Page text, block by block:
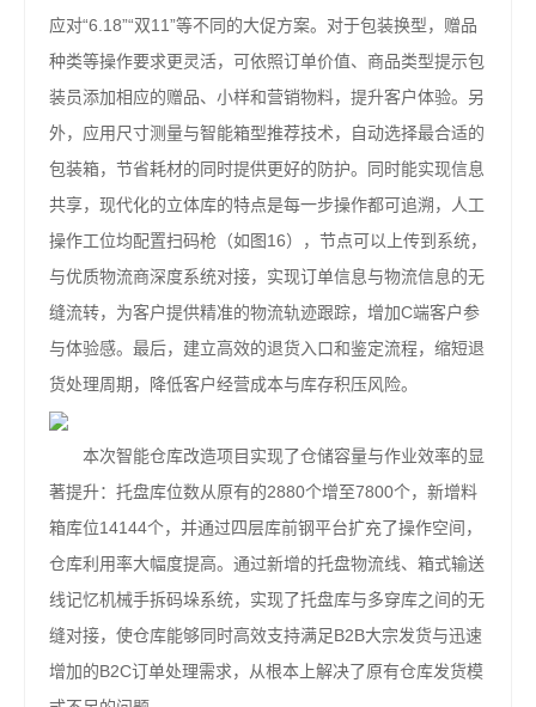
应对“6.18”“双11”等不同的大促方案。对于包装换型，赠品
种类等操作要求更灵活，可依照订单价值、商品类型提示包
装员添加相应的赠品、小样和营销物料，提升客户体验。另
外，应用尺寸测量与智能箱型推荐技术，自动选择最合适的
包装箱，节省耗材的同时提供更好的防护。同时能实现信息
共享，现代化的立体库的特点是每一步操作都可追溯，人工
操作工位均配置扫码枪（如图16），节点可以上传到系统，
与优质物流商深度系统对接，实现订单信息与物流信息的无
缝流转，为客户提供精准的物流轨迹跟踪，增加C端客户参
与体验感。最后，建立高效的退货入口和鉴定流程，缩短退
货处理周期，降低客户经营成本与库存积压风险。
本次智能仓库改造项目实现了仓储容量与作业效率的显
著提升：托盘库位数从原有的2880个增至7800个，新增料
箱库位14144个，并通过四层库前钢平台扩充了操作空间，
仓库利用率大幅度提高。通过新增的托盘物流线、箱式输送
线记忆机械手拆码垛系统，实现了托盘库与多穿库之间的无
缝对接，使仓库能够同时高效支持满足B2B大宗发货与迅速
增加的B2C订单处理需求，从根本上解决了原有仓库发货模